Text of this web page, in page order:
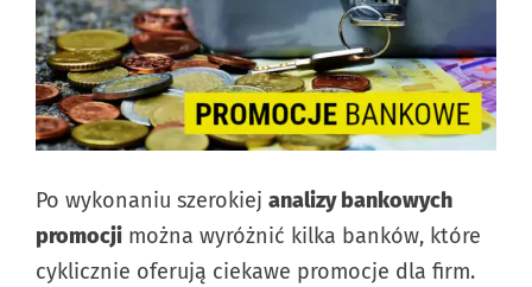
Po wykonaniu szerokiej analizy bankowych
promocji można wyróżnić kilka banków, które
cyklicznie oferują ciekawe promocje dla firm.